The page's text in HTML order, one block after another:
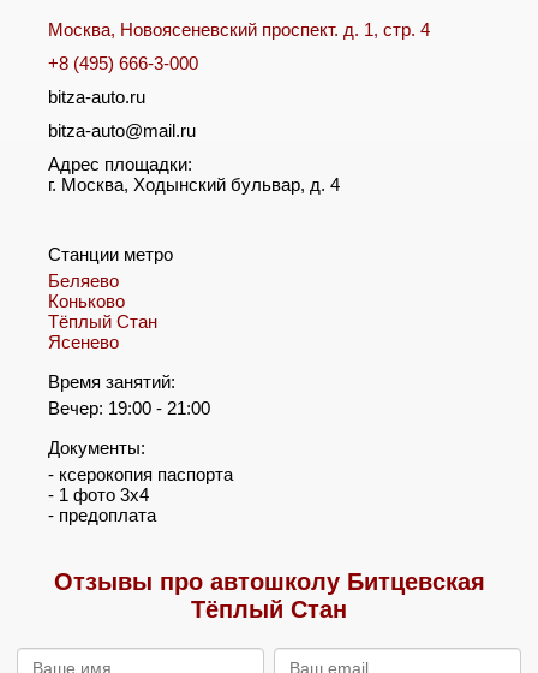
Москва, Новоясеневский проспект. д. 1, стр. 4
+8 (495) 666-3-000
bitza-auto.ru
bitza-auto@mail.ru
Адрес площадки:
г. Москва, Ходынский бульвар, д. 4
Станции метро
Беляево
Коньково
Тёплый Стан
Ясенево
Время занятий:
Вечер: 19:00 - 21:00
Документы:
- ксерокопия паспорта
- 1 фото 3х4
- предоплата
Отзывы про автошколу Битцевская
Тёплый Стан